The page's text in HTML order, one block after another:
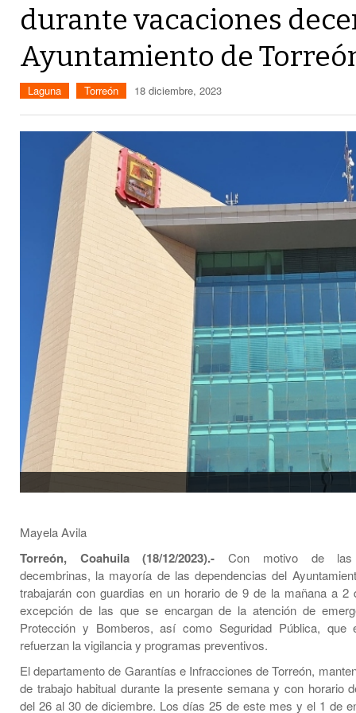
durante vacaciones
Ayuntamiento de
Laguna Torreón 18 diciembre, 2023
Mayela Avila
Torreón, Coahuila (18/12/2023).- Con motivo de las
decembrinas, la mayoría de las dependencias del
trabajarán con guardias en un horario de 9 de la mañana a 2
excepción de las que se encargan de la atención de
Protección y Bomberos, así como Seguridad Pública, que
refuerzan la vigilancia y programas preventivos.
El departamento de Garantías e Infracciones de Torreón,
de trabajo habitual durante la presente semana y con horario
del 26 al 30 de diciembre. Los días 25 de este mes y el 1 de